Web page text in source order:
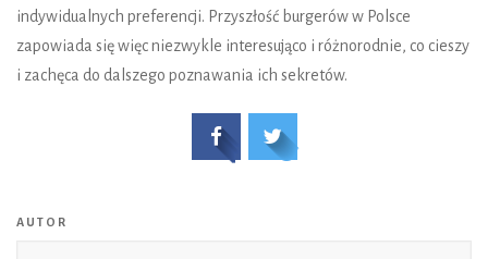
indywidualnych preferencji. Przyszłość burgerów w Polsce
zapowiada się więc niezwykle interesująco i różnorodnie, co cieszy
i zachęca do dalszego poznawania ich sekretów.
AUTOR